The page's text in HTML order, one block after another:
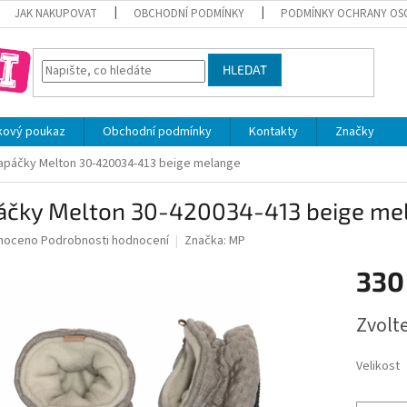
JAK NAKUPOVAT OBCHODNÍ PODMÍNKY PODMÍNKY OCHRANY
HLEDAT
poukaz Obchodní podmínky Kontakty
Značky
Melton 30-420034-413 beige melange
Melton 30-420034-413 beige
Podrobnosti hodnocení Značka: MP
cena:
Velikost